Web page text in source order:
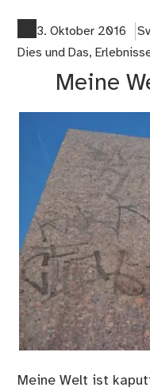
3. Oktober 2016
Dies und Das,
Meine
Meine Welt ist